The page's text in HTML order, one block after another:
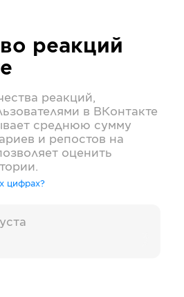
реакций
реакций,
в ВКонтакте
среднюю сумму
и репостов на
оценить
цифрах?